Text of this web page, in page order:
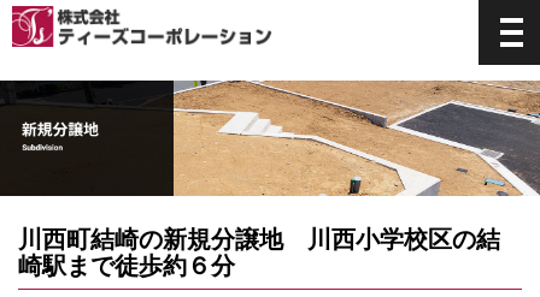
川西町結崎の新規分譲地 川西小学校区の結
崎駅まで徒歩約６分